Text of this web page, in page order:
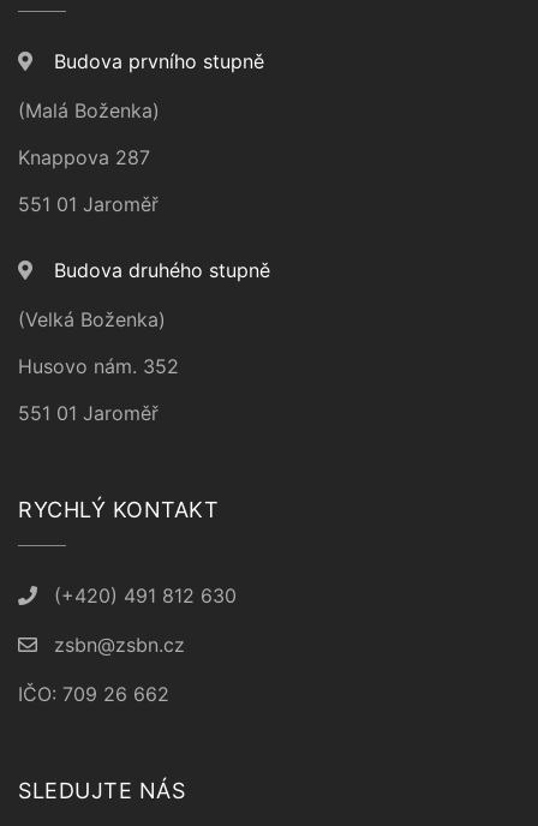
Budova prvního stupně
(Malá Boženka)
Knappova 287
551 01 Jaroměř
Budova druhého stupně
(Velká Boženka)
Husovo nám. 352
551 01 Jaroměř
RYCHLÝ KONTAKT
(+420) 491 812 630
zsbn@zsbn.cz
IČO: 709 26 662
SLEDUJTE NÁS